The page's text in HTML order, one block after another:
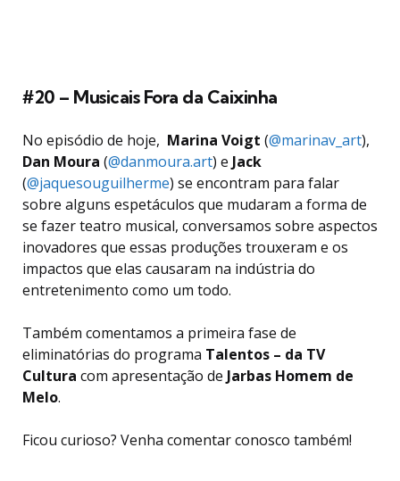
#20 – Musicais Fora da Caixinha
No episódio de hoje, Marina Voigt (@marinav_art),
Dan Moura (@danmoura.art) e Jack
(@jaquesouguilherme) se encontram para falar
sobre alguns espetáculos que mudaram a forma de
se fazer teatro musical, conversamos sobre aspectos
inovadores que essas produções trouxeram e os
impactos que elas causaram na indústria do
entretenimento como um todo.
Também comentamos a primeira fase de
eliminatórias do programa Talentos – da TV
Cultura com apresentação de Jarbas Homem de
Melo.
Ficou curioso? Venha comentar conosco também!